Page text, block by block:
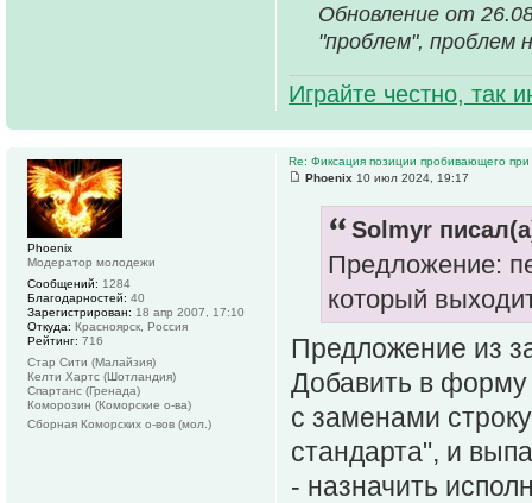
Обновление от
"проблем", проблем
Играйте честно, так
Re: Фиксация позиции пробивающего
Phoenix 10 июл 2024, 19:17
Solmyr
Предложение:
который
Предложение из
Добавить в форму
с заменами
стандарта", и
- назначить
Phoenix
Модератор молодежи
Сообщений: 1284
Благодарностей: 40
Зарегистрирован: 18 апр 2007, 17:10
Откуда: Красноярск, Россия
Рейтинг: 716
Стар Сити (Малайзия)
Келти Хартс (Шотландия)
Спартанс (Гренада)
Комoрозин (Коморские о-ва)
Сборная Коморских о-вов (мол.)